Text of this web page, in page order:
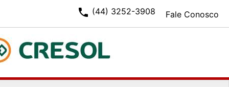
Fale Conosco
phone (44) 3252-3908